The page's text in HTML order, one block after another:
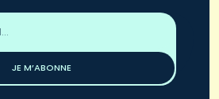
JE M’ABONNE